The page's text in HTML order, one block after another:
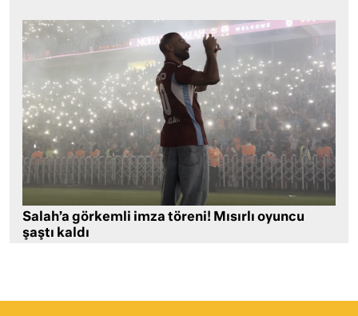
Salah’a görkemli imza töreni! Mısırlı oyuncu
şaştı kaldı